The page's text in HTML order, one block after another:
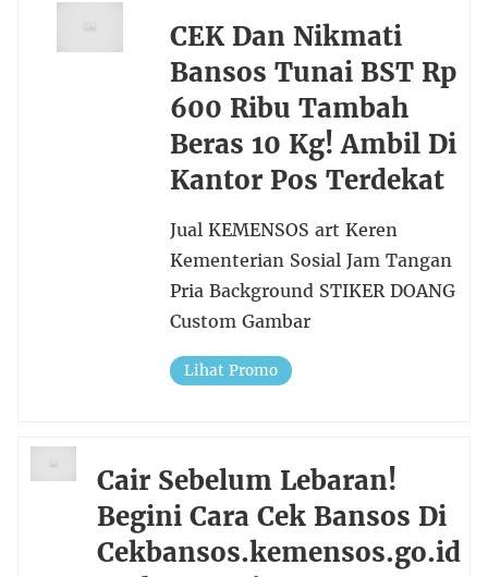
CEK Dan Nikmati
Bansos Tunai BST Rp
600 Ribu Tambah
Beras 10 Kg! Ambil Di
Kantor Pos Terdekat
Jual KEMENSOS art Keren
Kementerian Sosial Jam Tangan
Pria Background STIKER DOANG
Custom Gambar
Lihat Promo
Cair Sebelum Lebaran!
Begini Cara Cek Bansos Di
Cekbansos.kemensos.go.id